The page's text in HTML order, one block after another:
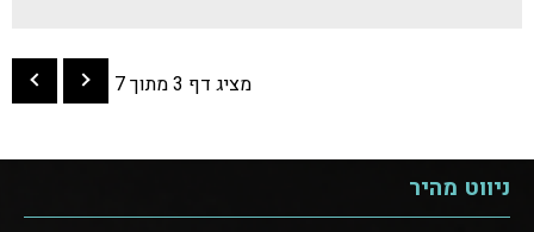
מציג דף 3 מתוך 7
ניווט מהיר